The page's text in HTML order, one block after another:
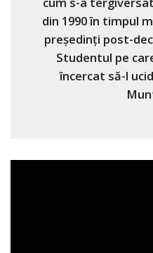
din 1990 în timpul
președinți post-
Studentul pe
încercat să-l